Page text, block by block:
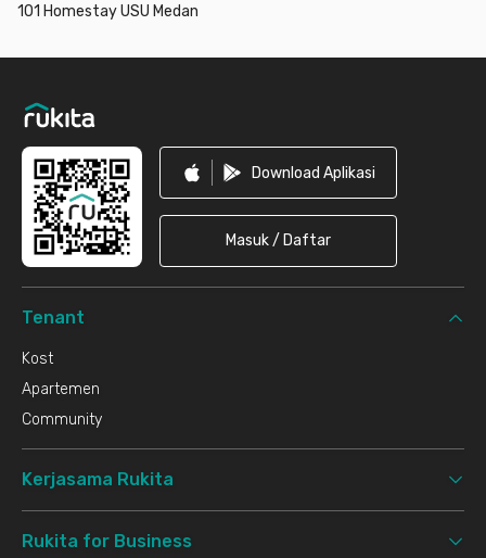
101 Homestay USU Medan
Download Aplikasi
Masuk / Daftar
Tenant
Kost
Apartemen
Community
Kerjasama Rukita
Rukita for Business